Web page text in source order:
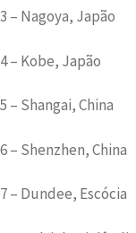
3 – Nagoya, Japão
4 – Kobe, Japão
5 – Shangai, China
6 – Shenzhen, China
7 – Dundee, Escócia